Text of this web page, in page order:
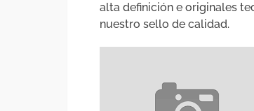
alta definición e originales
nuestro sello de calidad.